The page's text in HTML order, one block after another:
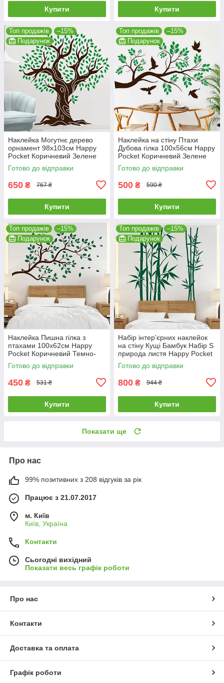
Купити Купити
Топ продажів
–15%
Подарунок
Наклейка Могутнє дерево
орнамент 98х103см Happy
Pocket Коричневий Зелене
листя матовий HP-58S-
800/62M
Готово до відправки
650 ₴ 767 ₴
Купити
Топ продажів
–15%
Подарунок
Наклейка на стіну Птахи
Дубова гілка 100х56см Happy
Pocket Коричневий Зелене
листя матовий HP-63S-
800/62M
Готово до відправки
500 ₴ 590 ₴
Купити
Топ продажів
–15%
Подарунок
Наклейка Пишна гілка з
птахами 100х62см Happy
Pocket Коричневий Темно-
зелене листя матовий
HP62S-800/613M
Готово до відправки
450 ₴ 531 ₴
Купити
Топ продажів
–15%
Подарунок
Набір інтер'єрних наклейок
на стіну Кущі Бамбук Набір S
природа листя Happy Pocket
Темно-зелений HP-068S-
613M
Готово до відправки
800 ₴ 944 ₴
Купити
Показати ще
Про нас
99% позитивних з 208 відгуків за рік
Працює з 21.07.2017
м. Київ
Київ, Україна
Контакти
Сьогодні вихідний
Показати весь графік роботи
Про нас
Контакти
Доставка та оплата
Графік роботи